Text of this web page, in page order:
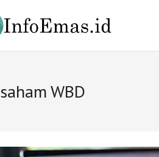
saham WBD